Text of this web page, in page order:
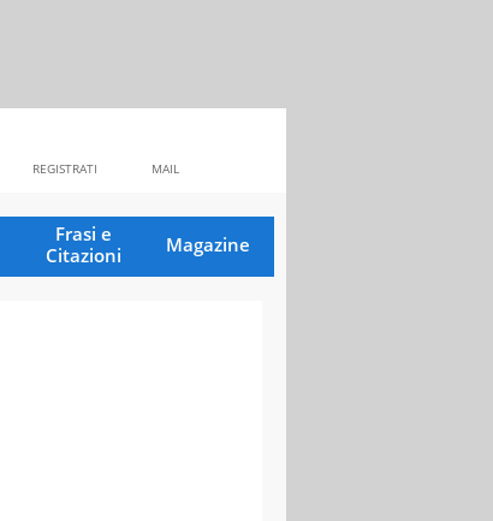
MAIL
REGISTRATI
Frasi e
Citazioni
Magazine